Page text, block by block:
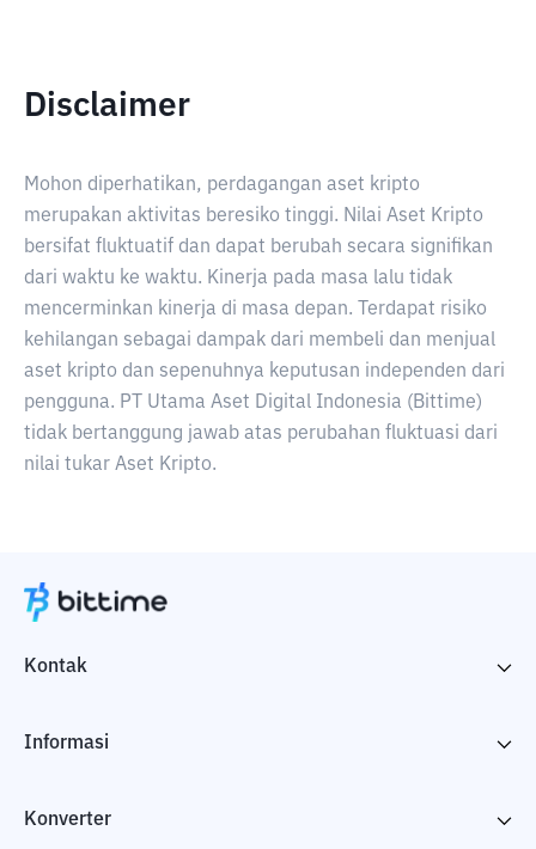
Disclaimer
Mohon diperhatikan, perdagangan aset kripto
merupakan aktivitas beresiko tinggi. Nilai Aset Kripto
bersifat fluktuatif dan dapat berubah secara signifikan
dari waktu ke waktu. Kinerja pada masa lalu tidak
mencerminkan kinerja di masa depan. Terdapat risiko
kehilangan sebagai dampak dari membeli dan menjual
aset kripto dan sepenuhnya keputusan independen dari
pengguna. PT Utama Aset Digital Indonesia (Bittime)
tidak bertanggung jawab atas perubahan fluktuasi dari
nilai tukar Aset Kripto.
Kontak
Informasi
Konverter